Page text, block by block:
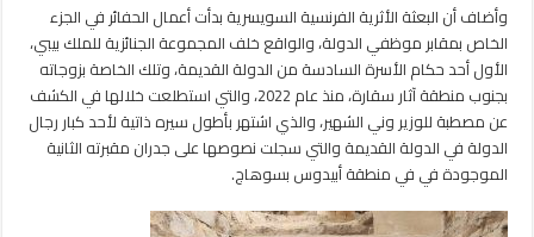
وأضاف أن البعثة الأثرية الفرنسية السويسرية بدأت أعمال الحفائر في الجزء
الخاص بمقابر موظفي الدولة، والواقع خلف المجموعة الجنائزية للملك بيبي،
الأول أحد حكام الأسرة السادسة من الدولة القديمة، وتلك الخاصة بزوجاته
بجنوب منطقة آثار سقارة، منذ عام 2022، والتي استطلعت خلالها في الكشف
عن مصطبة للوزير وني الشهير، والذي اشتهر بأطول سيره ذاتية لأحد كبار رجال
الدولة في الدولة القديمة والتي سجلت نصوصها على جدران مقبرته الثانية
الموجودة في في منطقة أبيدوس بسوهاج.